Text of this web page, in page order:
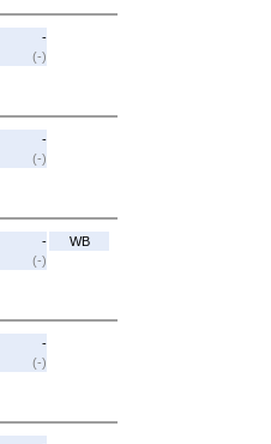
-
(-)
-
(-)
-
(-)
WB
-
(-)